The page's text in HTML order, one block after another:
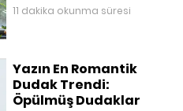
11 dakika okunma süresi
Yazın En Romantik
Dudak Trendi:
Öpülmüş Dudaklar